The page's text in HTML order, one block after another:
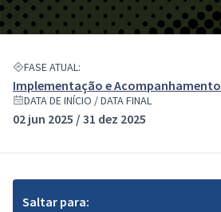
FASE ATUAL:
Implementação e Acompanhamento
DATA DE INÍCIO / DATA FINAL
02 jun 2025 / 31 dez 2025
Saltar para: